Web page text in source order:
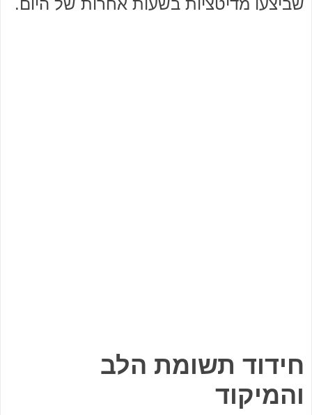
שביצעו מדיטציות בשעות אחרות של היום.
חידוד תשומת הלב
והמיקוד